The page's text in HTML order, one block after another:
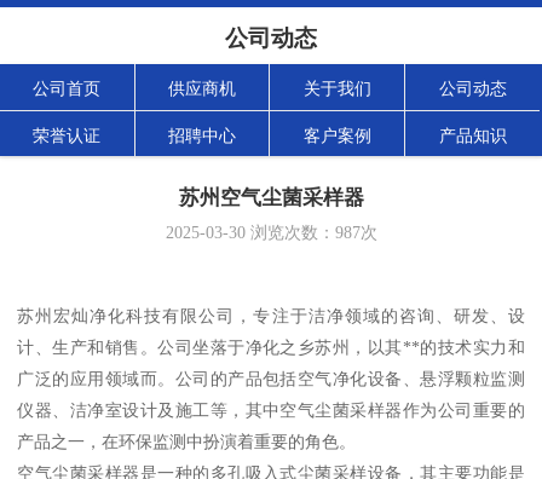
公司动态
公司首页 供应商机 关于我们 公司动态
荣誉认证 招聘中心 客户案例 产品知识
苏州空气尘菌采样器
2025-03-30浏览次数： 987次
苏州宏灿净化科技有限公司，专注于洁净领域的咨询、研发、设
计、生产和销售。公司坐落于净化之乡苏州，以其**的技术实力和
广泛的应用领域而。公司的产品包括空气净化设备、悬浮颗粒监测
仪器、洁净室设计及施工等，其中空气尘菌采样器作为公司重要的
产品之一，在环保监测中扮演着重要的角色。
空气尘菌采样器是一种的多孔吸入式尘菌采样设备，其主要功能是